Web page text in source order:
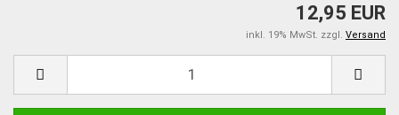
12,95 EUR
inkl. 19% MwSt. zzgl. Versand